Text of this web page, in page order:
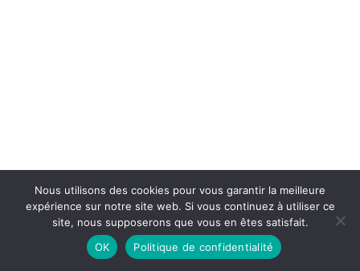
Nous utilisons des cookies pour vous garantir la meilleure
expérience sur notre site web. Si vous continuez à utiliser ce
site, nous supposerons que vous en êtes satisfait.
OK
Politique de confidentialité